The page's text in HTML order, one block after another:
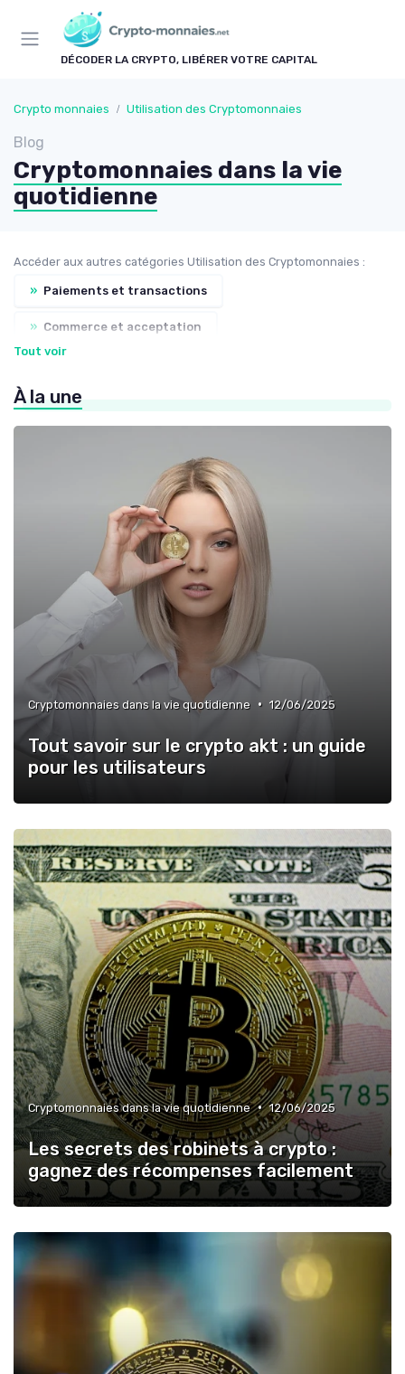
DÉCODER LA CRYPTO, LIBÉRER VOTRE CAPITAL
Crypto monnaies Utilisation des Cryptomonnaies
Blog
Cryptomonnaies dans la vie
quotidienne
Accéder aux autres catégories Utilisation des Cryptomonnaies :
» Paiements et transactions
» Commerce et acceptation
» Impacts sociaux et économiques
Tout voir
À la une
Cryptomonnaies dans la vie quotidienne • 12/06/2025
Tout savoir sur le crypto akt : un guide
pour les utilisateurs
Cryptomonnaies dans la vie quotidienne • 12/06/2025
Les secrets des robinets à crypto :
gagnez des récompenses facilement
Panneau de gestion des cookies